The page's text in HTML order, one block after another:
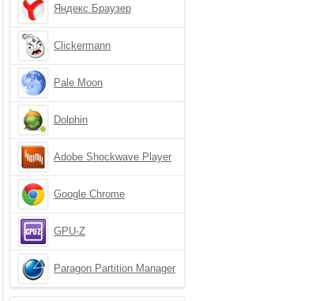
Яндекс Браузер
Clickermann
Pale Moon
Dolphin
Adobe Shockwave Player
Google Chrome
GPU-Z
Paragon Partition Manager